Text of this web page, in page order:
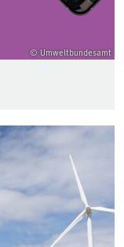
© Umweltbundesamt